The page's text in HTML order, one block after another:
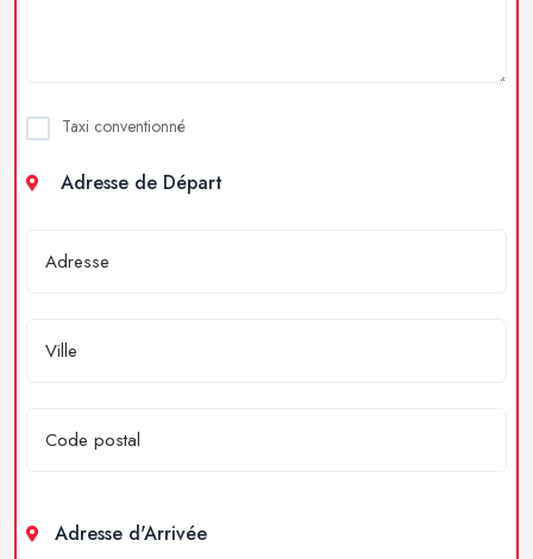
Taxi conventionné
Adresse de Départ
Adresse d'Arrivée